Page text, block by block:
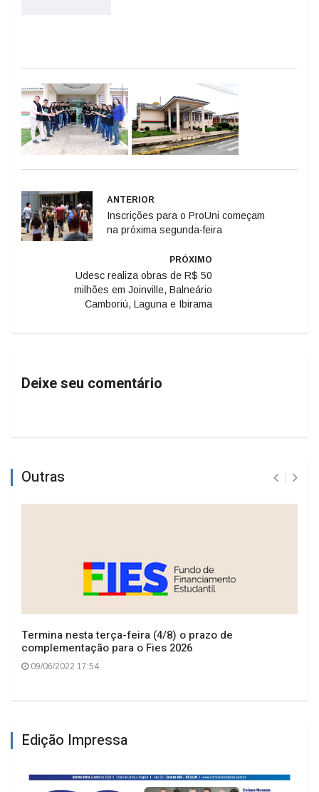
ANTERIOR
Inscrições para o ProUni começam
na próxima segunda-feira
PRÓXIMO
Udesc realiza obras de R$ 50
milhões em Joinville, Balneário
Camboriú, Laguna e Ibirama
Deixe seu comentário
Outras
Termina nesta terça-feira (4/8) o prazo de
complementação para o Fies 2026
09/06/2022 17:54
Edição Impressa